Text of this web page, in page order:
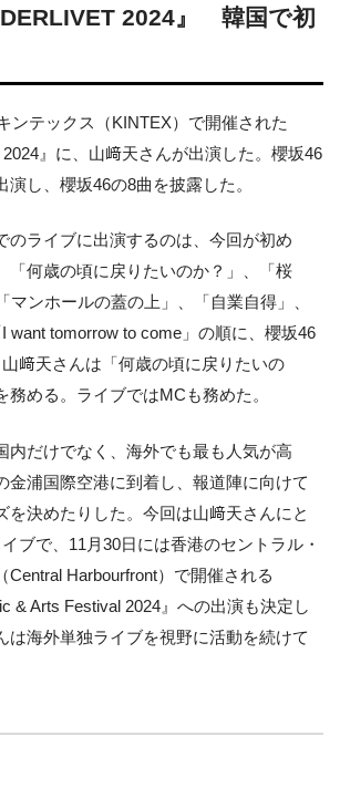
2024』 韓国で初
ンテックス（KINTEX）で開催された
2024』に、山﨑天さんが出演した。櫻坂46
演し、櫻坂46の8曲を披露した。
のライブに出演するのは、今回が初め
「何歳の頃に戻りたいのか？」、「桜
マンホールの蓋の上」、「自業自得」、
I want tomorrow to come」の順に、櫻坂46
﨑天さんは「何歳の頃に戻りたいの
務める。ライブではMCも務めた。
内だけでなく、海外でも最も人気が高
金浦国際空港に到着し、報道陣に向けて
を決めたりした。今回は山﨑天さんにと
ブで、11月30日には香港のセントラル・
Central Harbourfront）で開催される
& Arts Festival 2024』への出演も決定し
は海外単独ライブを視野に活動を続けて